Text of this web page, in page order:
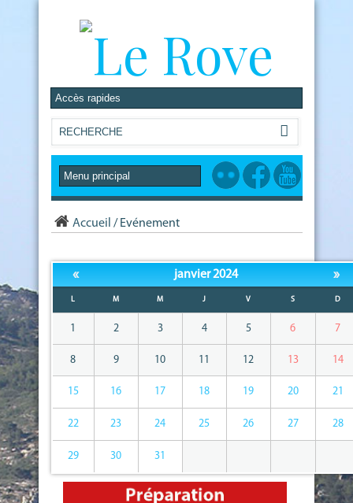
Accueil / Evénement
« janvier 2024 »
L M M J V S D
1 2 3 4 5 6 7
8 9 10 11 12 13 14
15 16 17 18 19 20 21
22 23 24 25 26 27 28
29 30 31